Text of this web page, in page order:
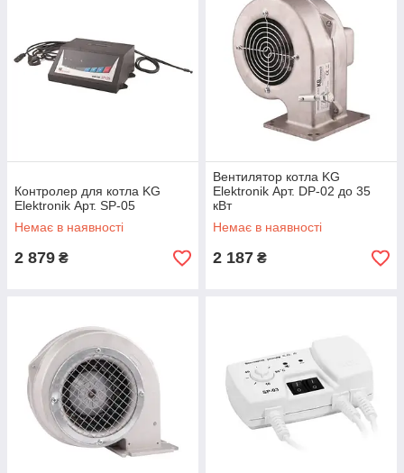
Контролер для котла KG
Elektronik Арт. SP-05
Немає в наявності
2 879 ₴
Вентилятор котла KG
Elektronik Арт. DP-02 до 35
кВт
Немає в наявності
2 187 ₴